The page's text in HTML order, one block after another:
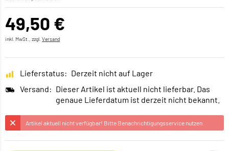
49,50 €
inkl. MwSt., zzgl. Versand
Lieferstatus: Derzeit nicht auf Lager
Versand: Dieser Artikel ist aktuell nicht lieferbar. Das
genaue Lieferdatum ist derzeit nicht bekannt.
Artikel aktuell nicht verfügbar! Bitte Benachrichtigungsservice nutzen.